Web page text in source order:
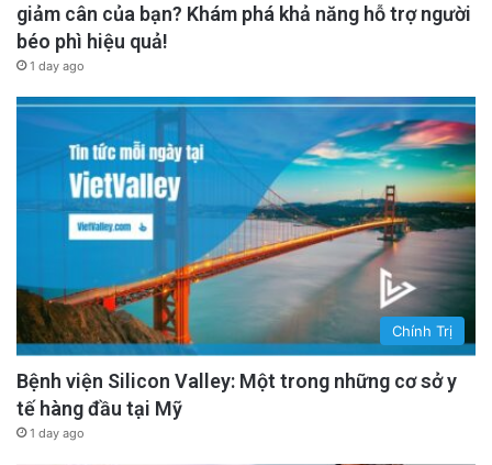
giảm cân của bạn? Khám phá khả năng hỗ trợ người
béo phì hiệu quả!
1 day ago
Chính Trị
Bệnh viện Silicon Valley: Một trong những cơ sở y
tế hàng đầu tại Mỹ
1 day ago